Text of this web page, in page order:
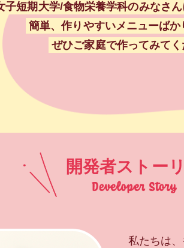
子短期大学/食物栄養学科のみなさ
簡単、作りやすいメニューばか
ぜひご家庭で作ってみてく
開発者ストー
私たちは